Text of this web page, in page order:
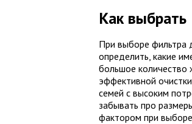
Как выбрать
При выборе фильтра
определить, какие
большое количество
эффективной
семей с высоким
забывать про
фактором при